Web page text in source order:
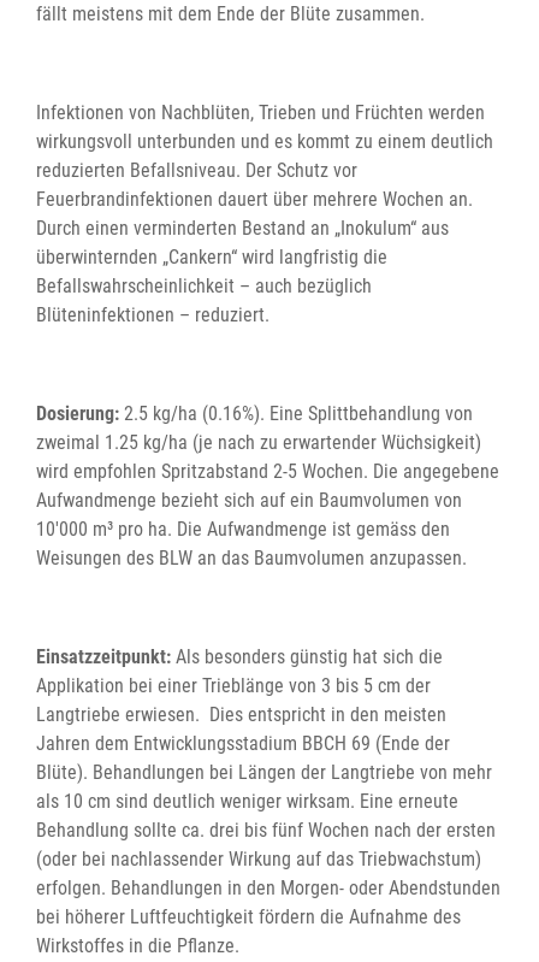
fällt meistens mit dem Ende der Blüte zusammen.
Infektionen von Nachblüten, Trieben und Früchten werden
wirkungsvoll unterbunden und es kommt zu einem deutlich
reduzierten Befallsniveau. Der Schutz vor
Feuerbrandinfektionen dauert über mehrere Wochen an.
Durch einen verminderten Bestand an „Inokulum“ aus
überwinternden „Cankern“ wird langfristig die
Befallswahrscheinlichkeit – auch bezüglich
Blüteninfektionen – reduziert.
Dosierung: 2.5 kg/ha (0.16%). Eine Splittbehandlung von
zweimal 1.25 kg/ha (je nach zu erwartender Wüchsigkeit)
wird empfohlen Spritzabstand 2-5 Wochen. Die angegebene
Aufwandmenge bezieht sich auf ein Baumvolumen von
10'000 m³ pro ha. Die Aufwandmenge ist gemäss den
Weisungen des BLW an das Baumvolumen anzupassen.
Einsatzzeitpunkt: Als besonders günstig hat sich die
Applikation bei einer Trieblänge von 3 bis 5 cm der
Langtriebe erwiesen. Dies entspricht in den meisten
Jahren dem Entwicklungsstadium BBCH 69 (Ende der
Blüte). Behandlungen bei Längen der Langtriebe von mehr
als 10 cm sind deutlich weniger wirksam. Eine erneute
Behandlung sollte ca. drei bis fünf Wochen nach der ersten
(oder bei nachlassender Wirkung auf das Triebwachstum)
erfolgen. Behandlungen in den Morgen- oder Abendstunden
bei höherer Luftfeuchtigkeit fördern die Aufnahme des
Wirkstoffes in die Pflanze.